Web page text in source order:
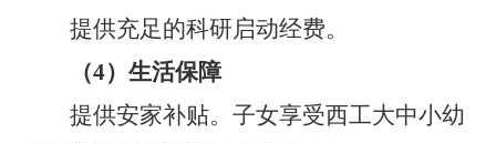
提供充足的科研启动经费。
（4） 生活保障
提供安家补贴。 子女享受西工大中小幼